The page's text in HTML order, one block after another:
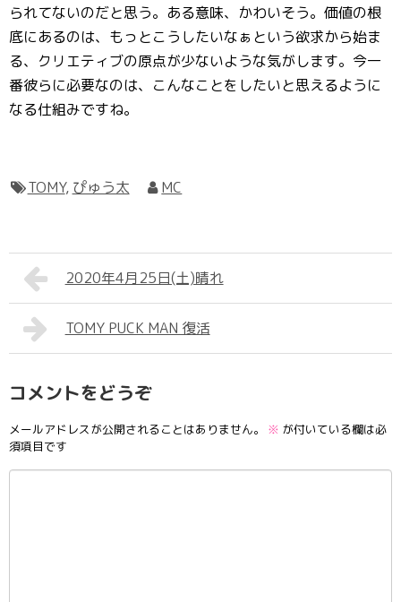
られてないのだと思う。ある意味、かわいそう。価値の根
底にあるのは、もっとこうしたいなぁという欲求から始ま
る、クリエティブの原点が少ないような気がします。今一
番彼らに必要なのは、こんなことをしたいと思えるように
なる仕組みですね。
TOMY, ぴゅう太 MC
2020年4月25日(土)晴れ
TOMY PUCK MAN 復活
コメントをどうぞ
メールアドレスが公開されることはありません。 ※ が付いている欄は必
須項目です